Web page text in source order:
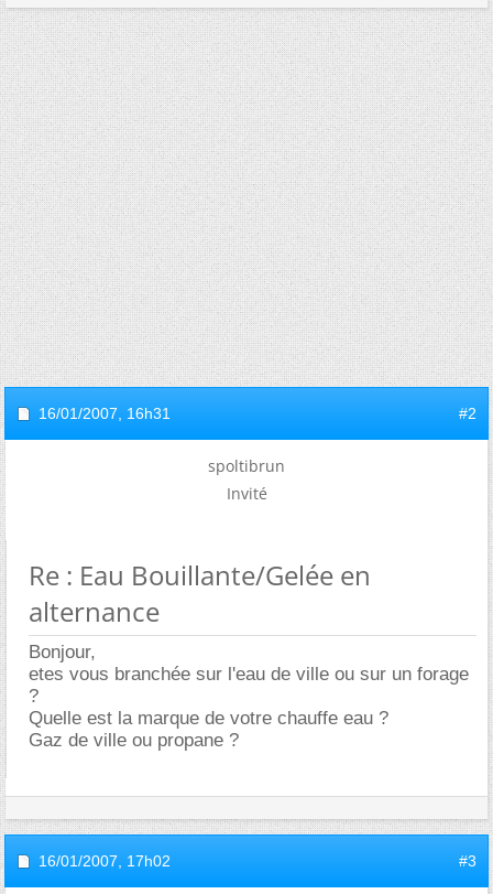
16/01/2007, 16h31 #2
spoltibrun
Invité
Re : Eau Bouillante/Gelée en
alternance
Bonjour,
etes vous branchée sur l'eau de ville ou sur un forage
?
Quelle est la marque de votre chauffe eau ?
Gaz de ville ou propane ?
16/01/2007, 17h02 #3